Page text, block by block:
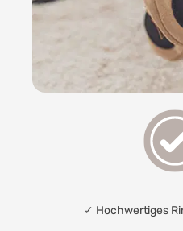
✓ Hochwertiges